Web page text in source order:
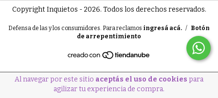
Al navegar por este sitio aceptás el uso de cookies para
agilizar tu experiencia de compra.
Copyright Inquietos - 2026. Todos los derechos reservados.
Defensa de las y los consumidores. Para reclamos ingresá acá. / Botón
de arrepentimiento